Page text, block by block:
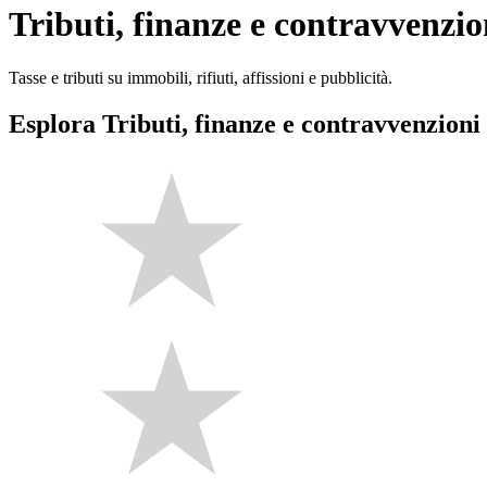
Tributi, finanze e
Tasse e tributi su immobili, rifiuti, affissioni e pubblicità.
Esplora Tributi, finanze e contravvenzioni